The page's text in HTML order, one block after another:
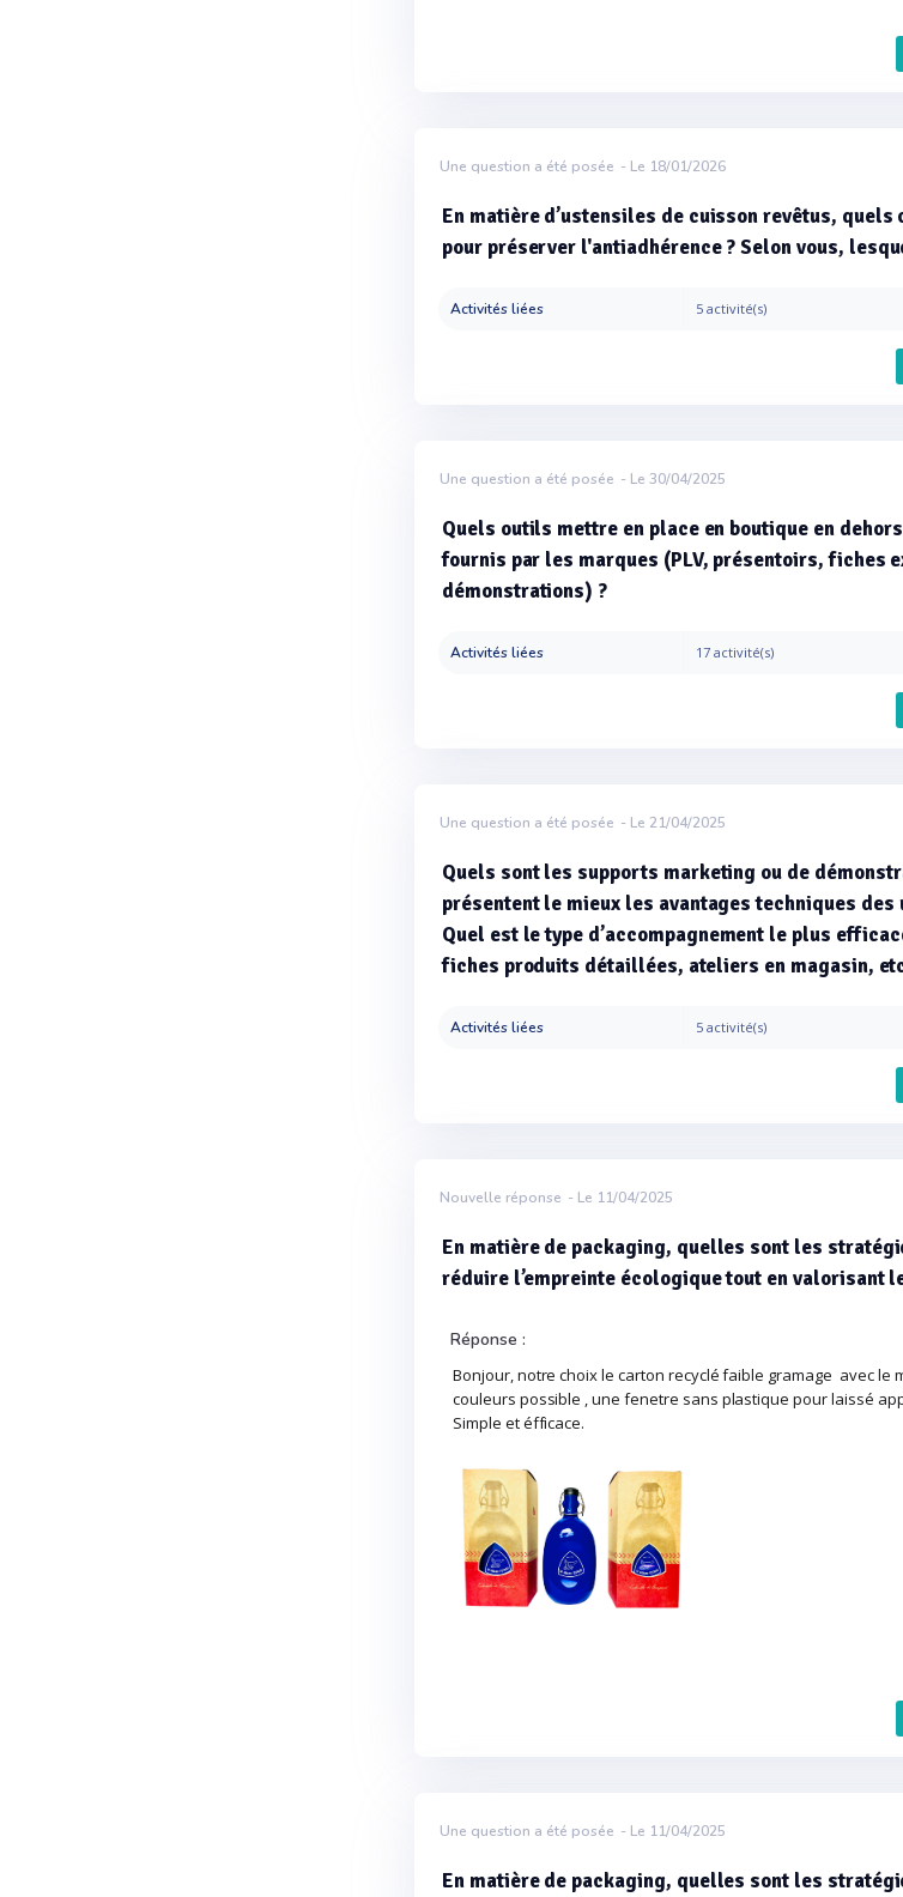
Une question a été posée - Le 18/01/2026
En matière d’ustensiles de cuisson revêtus,
pour préserver l'antiadhérence ? Selon vous,
Activités liées 5 activité(s)
Une question a été posée - Le 30/04/2025
Quels outils mettre en place en boutique en
fournis par les marques (PLV, présentoirs, fiches
démonstrations) ?
Activités liées 17 activité(s)
Une question a été posée - Le 21/04/2025
Quels sont les supports marketing ou de
présentent le mieux les avantages techniques
Quel est le type d’accompagnement le plus
fiches produits détaillées, ateliers en magasin,
Activités liées 5 activité(s)
Nouvelle réponse - Le 11/04/2025
En matière de packaging, quelles sont les
réduire l’empreinte écologique tout en valorisant
Réponse :
Bonjour, notre choix le carton recyclé faible gramage avec le
couleurs possible , une fenetre sans plastique pour laissé
Simple et éfficace.
Une question a été posée - Le 11/04/2025
En matière de packaging, quelles sont les